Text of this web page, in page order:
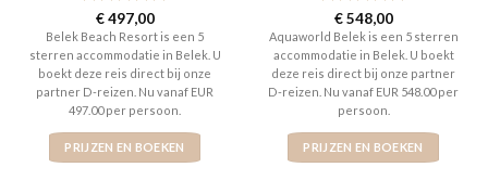
Gewaardeerd
5uit 5
€497,00
Belek Beach Resort is een 5
sterren accommodatie in Belek. U
boekt deze reis direct bij onze
partner D-reizen. Nu vanaf EUR
497.00 per persoon.
PRIJZEN EN BOEKEN
Gewaardeerd
5uit 5
€548,00
Aquaworld Belek is een 5 sterren
accommodatie in Belek. U boekt
deze reis direct bij onze partner
D-reizen. Nu vanaf EUR 548.00 per
persoon.
PRIJZEN EN BOEKEN